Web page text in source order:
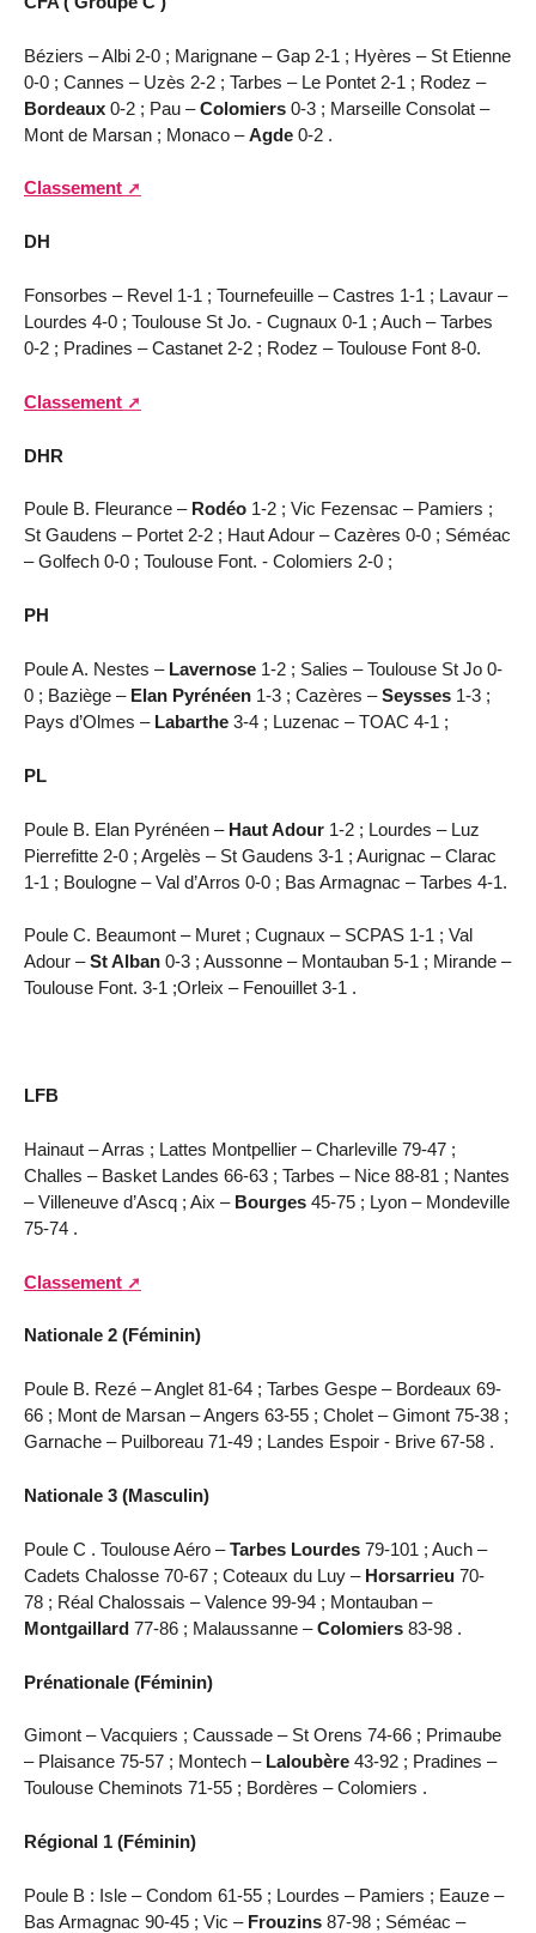
Béziers – Albi 2-0 ; Marignane – Gap 2-1 ; Hyères – St Etienne
0-0 ; Cannes – Uzès 2-2 ; Tarbes – Le Pontet 2-1 ; Rodez –
Bordeaux 0-2 ; Pau –Colomiers 0-3 ; Marseille Consolat –
Mont de Marsan ; Monaco –Agde 0-2 .
Classement
DH
Fonsorbes – Revel 1-1 ; Tournefeuille – Castres 1-1 ; Lavaur –
Lourdes 4-0 ; Toulouse St Jo. - Cugnaux 0-1 ; Auch – Tarbes
0-2 ; Pradines – Castanet 2-2 ; Rodez – Toulouse Font 8-0.
Classement
DHR
Poule B. Fleurance – Rodéo 1-2 ; Vic Fezensac – Pamiers ;
St Gaudens – Portet 2-2 ; Haut Adour – Cazères 0-0 ; Séméac
– Golfech 0-0 ; Toulouse Font. - Colomiers 2-0 ;
PH
Poule A. Nestes – Lavernose 1-2 ; Salies – Toulouse St Jo 0-
0 ; Baziège – Elan Pyrénéen 1-3 ; Cazères –Seysses 1-3 ;
Pays d’Olmes – Labarthe 3-4 ; Luzenac – TOAC 4-1 ;
PL
Poule B. Elan Pyrénéen – Haut Adour 1-2 ; Lourdes – Luz
Pierrefitte 2-0 ; Argelès – St Gaudens 3-1 ; Aurignac – Clarac
1-1 ; Boulogne – Val d’Arros 0-0 ; Bas Armagnac – Tarbes 4-1.
Poule C. Beaumont – Muret ; Cugnaux – SCPAS 1-1 ; Val
Adour –St Alban 0-3 ; Aussonne – Montauban 5-1 ; Mirande –
Toulouse Font. 3-1 ;Orleix – Fenouillet 3-1 .
LFB
Hainaut – Arras ; Lattes Montpellier – Charleville 79-47 ;
Challes – Basket Landes 66-63 ; Tarbes – Nice 88-81 ; Nantes
– Villeneuve d’Ascq ; Aix – Bourges 45-75 ; Lyon – Mondeville
75-74 .
Classement
Nationale 2 (Féminin)
Poule B. Rezé – Anglet 81-64 ; Tarbes Gespe – Bordeaux 69-
66 ; Mont de Marsan – Angers 63-55 ; Cholet – Gimont 75-38 ;
Garnache – Puilboreau 71-49 ; Landes Espoir - Brive 67-58 .
Nationale 3 (Masculin)
Poule C . Toulouse Aéro –Tarbes Lourdes 79-101 ; Auch –
Cadets Chalosse 70-67 ; Coteaux du Luy – Horsarrieu 70-
78 ; Réal Chalossais – Valence 99-94 ; Montauban –
Montgaillard 77-86 ; Malaussanne –Colomiers 83-98 .
Prénationale (Féminin)
Gimont – Vacquiers ; Caussade – St Orens 74-66 ; Primaube
– Plaisance 75-57 ; Montech – Laloubère 43-92 ; Pradines –
Toulouse Cheminots 71-55 ; Bordères – Colomiers .
Régional 1 (Féminin)
Poule B : Isle – Condom 61-55 ; Lourdes – Pamiers ; Eauze –
Bas Armagnac 90-45 ; Vic – Frouzins 87-98 ; Séméac –